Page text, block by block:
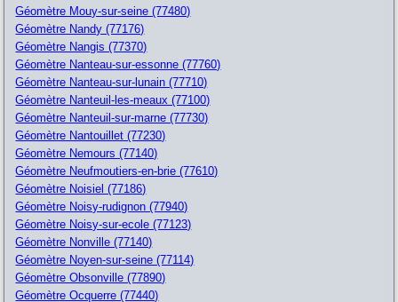
Géomètre Mouy-sur-seine (77480)
Géomètre Nandy (77176)
Géomètre Nangis (77370)
Géomètre Nanteau-sur-essonne (77760)
Géomètre Nanteau-sur-lunain (77710)
Géomètre Nanteuil-les-meaux (77100)
Géomètre Nanteuil-sur-marne (77730)
Géomètre Nantouillet (77230)
Géomètre Nemours (77140)
Géomètre Neufmoutiers-en-brie (77610)
Géomètre Noisiel (77186)
Géomètre Noisy-rudignon (77940)
Géomètre Noisy-sur-ecole (77123)
Géomètre Nonville (77140)
Géomètre Noyen-sur-seine (77114)
Géomètre Obsonville (77890)
Géomètre Ocquerre (77440)